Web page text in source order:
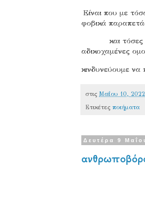
Είναι που με
φοβικά
και τόσες
αδικοχαμένες
κινδυνεύουμε να
στις Μαΐου 10, 2022
Ετικέτες ποιήματα
Δευτέρα 9